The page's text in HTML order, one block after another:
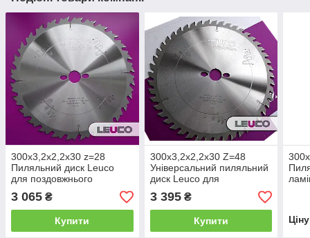
300х3,2х2,2х30 z=28
Пиляльний диск Leuco
для поздовжнього
чорнового розкрою з
обмежувачем подачі
3 065 ₴
Купити
300x3,2x2,2x30 Z=48
Універсальний пиляльний
диск Leuco для
торцювання і
поздовжнього розкрою
деревини
3 395₴
Купити